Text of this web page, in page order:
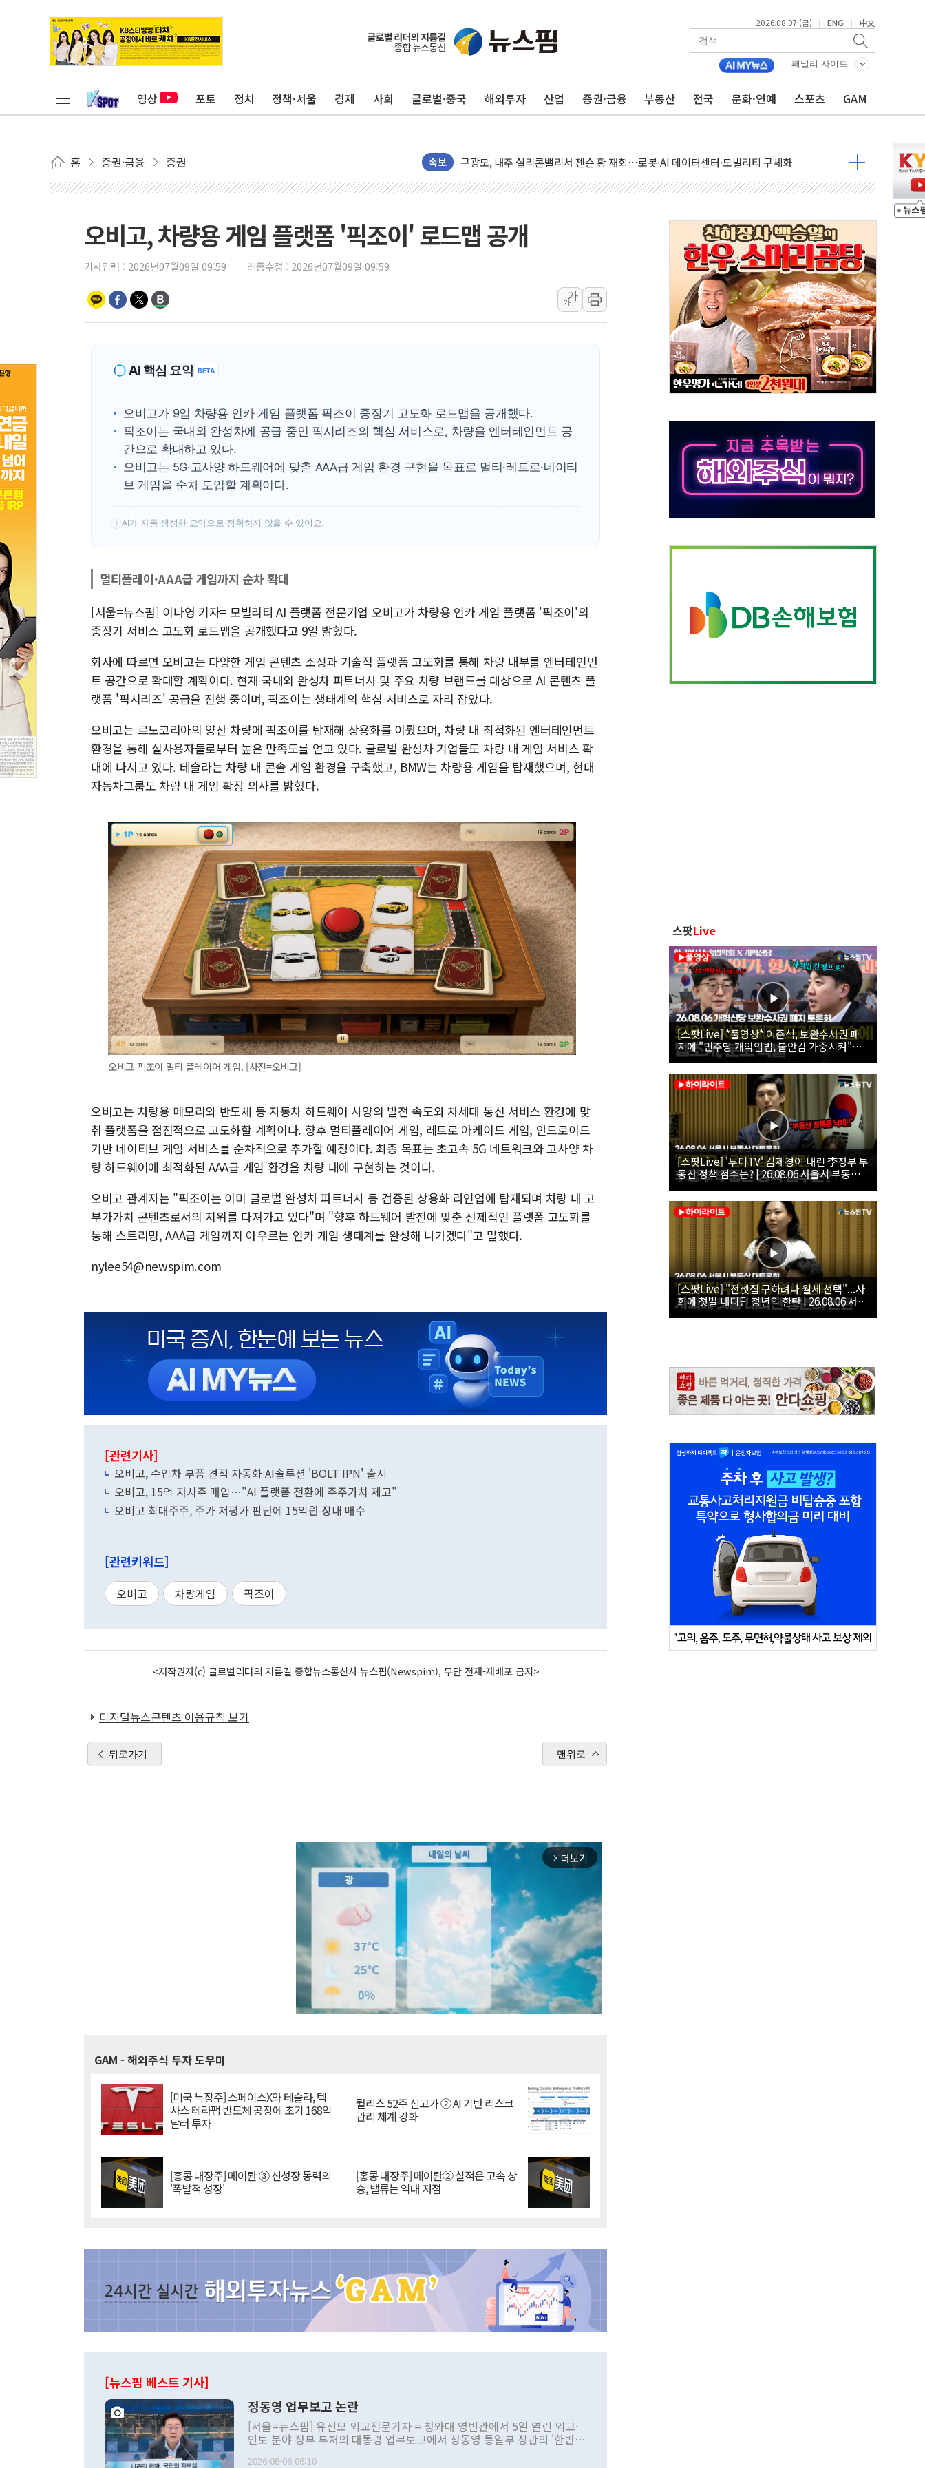
2026.08.07 (금) | ENG | 中文
패밀리 사이트
영상 포토 정치 정책·서울 경제 사회 글로벌·중국 해외투자 산업 증권·금융 부동산 전국 문화·연예 스포츠 GAM
홈 증권·금융 증권 속보
유럽증시, 견조한 실적 소화하며 대부분 상승… "2분기 기업 순이익 21% 증가" 전망
리투아니아 국방 "러, 우크라 드론으로 나토 회원국 공격 검토… 거짓 깃발 작전"
뉴욕증시 개장 전 특징주...모더나·아이온큐·도어대시↑ VS 샌디스크·피그마·앱러빈↓
김정관 장관 "영업이익 N% 성과급 반대…상법·자본시장법 개정 논의"
청와대, 북한 단거리 탄도미사일 발사에 긴급 안보 점검회의
금값 7주 만에 최고…美 고용 둔화·호르무즈 재개방 기대에 강세
[인도증시] 중동 긴장 완화에 실적 호조까지, 상승...호실적 보고 기업 상승세 뚜렷
러, 1인칭시점 드론으로 우크라 민간인 '사파리' 공격… 시민들 공포감 극대화 전략
[베트남 증시] 지수 하락 속 'DGC' 임시 주총 기대감에 홀로 상한가…마진 잔액은 사상 최고
'월가의 황제' 다이먼 "금융시장 레버리지 위험수위…숨은 차입이 더 큰 변수"
양주 섬유염색공장서 화재 1명 중상…대응 1단계 진압 중
김정관 산업부 장관 "주 52시간 손봐야, 경쟁상대 中과 비교해야"
해군 1함대 창설 80주년…지역과 함께하는 '선봉'의 대민 봉사
[3보] 북, 원산서 동해로 단거리 탄도미사일 1발 발사… 올해 10번째·42일 만 도발
우크라 드론 전술, 중남미 콜롬비아에 새 안보 위기… 반군·마약카르텔이 습득해 전투 활용
주한미군 "오산기지 누출, 백린 아닌 무해한 표면 부식 물질"
구미 폐염산처리업체서 불 2시간30여분만에 진화...외국인 노동자 숨져
오비고, 차량용 게임 플랫폼 '픽조이' 로드맵 공개
기사입력 : 2026년07월09일 09:59 최종수정 : 2026년07월09일 09:59
가
가
AI 핵심 요약 BETA
오비고가 9일 차량용 인카 게임 플랫폼 픽조이 중장기 고도화 로드맵을 공개했다.
픽조이는 국내외 완성차에 공급 중인 픽시리즈의 핵심 서비스로, 차량을 엔터테인먼트 공
간으로 확대하고 있다.
오비고는 5G·고사양 하드웨어에 맞춘 AAA급 게임 환경 구현을 목표로 멀티·레트로·네이티
브 게임을 순차 도입할 계획이다.
! AI가 자동 생성한 요약으로 정확하지 않을 수 있어요.
멀티플레이·AAA급 게임까지 순차 확대
[서울=뉴스핌] 이나영 기자= 모빌리티 AI 플랫폼 전문기업 오비고가 차량용 인카 게임 플랫폼 '픽조이'의
중장기 서비스 고도화 로드맵을 공개했다고 9일 밝혔다.
회사에 따르면 오비고는 다양한 게임 콘텐츠 소싱과 기술적 플랫폼 고도화를 통해 차량 내부를 엔터테인먼
트 공간으로 확대할 계획이다. 현재 국내외 완성차 파트너사 및 주요 차량 브랜드를 대상으로 AI 콘텐츠 플
랫폼 '픽시리즈' 공급을 진행 중이며, 픽조이는 생태계의 핵심 서비스로 자리 잡았다.
오비고는 르노코리아의 양산 차량에 픽조이를 탑재해 상용화를 이뤘으며, 차량 내 최적화된 엔터테인먼트
환경을 통해 실사용자들로부터 높은 만족도를 얻고 있다. 글로벌 완성차 기업들도 차량 내 게임 서비스 확
대에 나서고 있다. 테슬라는 차량 내 콘솔 게임 환경을 구축했고, BMW는 차량용 게임을 탑재했으며, 현대
자동차그룹도 차량 내 게임 확장 의사를 밝혔다.
오비고 픽조이 멀티 플레이어 게임. [사진=오비고]
오비고는 차량용 메모리와 반도체 등 자동차 하드웨어 사양의 발전 속도와 차세대 통신 서비스 환경에 맞
춰 플랫폼을 점진적으로 고도화할 계획이다. 향후 멀티플레이어 게임, 레트로 아케이드 게임, 안드로이드
기반 네이티브 게임 서비스를 순차적으로 추가할 예정이다. 최종 목표는 초고속 5G 네트워크와 고사양 차
량 하드웨어에 최적화된 AAA급 게임 환경을 차량 내에 구현하는 것이다.
오비고 관계자는 "픽조이는 이미 글로벌 완성차 파트너사 등 검증된 상용화 라인업에 탑재되며 차량 내 고
부가가치 콘텐츠로서의 지위를 다져가고 있다"며 "향후 하드웨어 발전에 맞춘 선제적인 플랫폼 고도화를
통해 스트리밍, AAA급 게임까지 아우르는 인카 게임 생태계를 완성해 나가겠다"고 말했다.
nylee54@newspim.com
[관련기사]
오비고, 수입차 부품 견적 자동화 AI솔루션 'BOLT IPN' 출시
오비고, 15억 자사주 매입…"AI 플랫폼 전환에 주주가치 제고"
오비고 최대주주, 주가 저평가 판단에 15억원 장내 매수
[관련키워드]
오비고 차량게임 픽조이
<저작권자(c) 글로벌리더의 지름길 종합뉴스통신사 뉴스핌(Newspim), 무단 전재-재배포 금지>
디지털뉴스콘텐츠 이용규칙 보기
뒤로가기 맨위로
arrow_forward_ios 더보기
GAM - 해외주식 투자 도우미
[미국 특징주] 스페이스X와 테슬라, 텍
사스 테라팹 반도체 공장에 초기 168억
달러 투자
퀄리스 52주 신고가 ② AI 기반 리스크
관리 체계 강화
[홍콩 대장주] 메이퇀 ③ 신성장 동력의
'폭발적 성장'
[홍콩 대장주] 메이퇀② 실적은 고속 상
승, 밸류는 역대 저점
[뉴스핌 베스트 기사]
정동영 업무보고 논란
[서울=뉴스핌] 유신모 외교전문기자 = 청와대 영빈관에서 5일 열린 외교·
안보 분야 정부 부처의 대통령 업무보고에서 정동영 통일부 장관의 '한반도
2026-08-06 06:10
스팟Live
[스팟Live] *풀영상* 이준석, 보완수사권 폐
지에 "민주당 개악입법, 불안감 가중시켜"｜
26.08.06 개혁신당 보완수사권 폐지 토론회
[스팟Live] '투미TV' 김제경이 내린 李정부 부
동산 정책 점수는? | 26.08.06 서울시 부동산
대토론회
[스팟Live] "전셋집 구하려다 월세 선택"...사
회에 첫발 내디딘 청년의 한탄 | 26.08.06 서울
시 부동산 대토론회